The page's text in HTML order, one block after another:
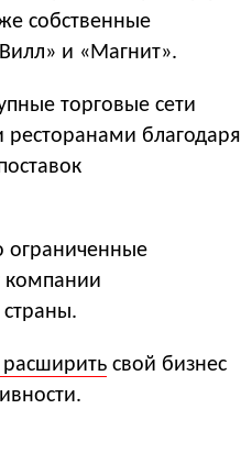
собственные
и «Магнит».
торговые сети
благодаря
ограниченные
компании
страны.
свой бизнес